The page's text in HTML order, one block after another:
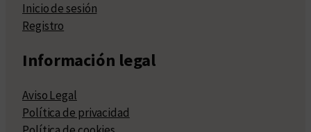
Inicio de sesión
Registro
Información legal
Aviso Legal
Política de privacidad